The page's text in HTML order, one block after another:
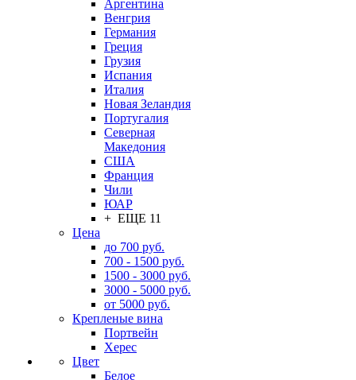
Аргентина
Венгрия
Германия
Греция
Грузия
Испания
Италия
Новая Зеландия
Португалия
Северная
Македония
США
Франция
Чили
ЮАР
+ ЕЩЕ 11
Цена
до 700 руб.
700 - 1500 руб.
1500 - 3000 руб.
3000 - 5000 руб.
от 5000 руб.
Крепленые вина
Портвейн
Херес
Цвет
Белое